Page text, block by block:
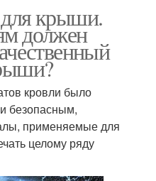
крыши.
должен
кровли было
безопасным,
применяемые для
целому ряду